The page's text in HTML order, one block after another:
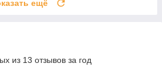
ещё
из 13 отзывов за год